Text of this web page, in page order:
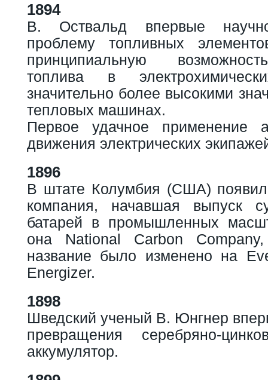
1894
В. Оствальд впервые
проблему топливных
принципиальную
топлива в
значительно более высокими
тепловых машинах.
Первое удачное применение
движения электрических
1896
В штате Колумбия (США)
компания, начавшая выпуск
батарей в промышленных
она National Carbon
название было изменено на
Energizer.
1898
Шведский ученый В. Юнгнер
превращения серебряно-
аккумулятор.